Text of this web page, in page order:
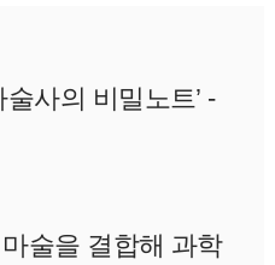
술사의 비밀노트’ -
술을 결합해 과학